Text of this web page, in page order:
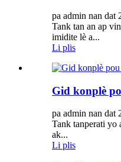
pa admin nan dat
Tank tan an ap
imidite lè a...
Li plis
Gid konplè
pa admin nan dat
Tank tanperati yo
ak...
Li plis